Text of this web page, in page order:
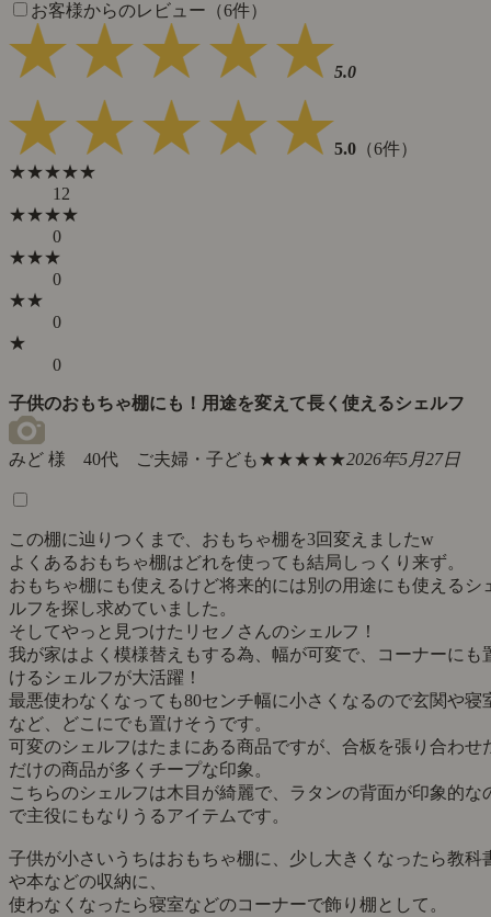
お客様からのレビュー（6件）
5.0
5.0 （6件）
★★★★★
12
★★★★
0
★★★
0
★★
0
★
0
子供のおもちゃ棚にも！用途を変えて長く使えるシェルフ
みど 様 40代 ご夫婦・子ども★★★★★2026年5月27日
この棚に辿りつくまで、おもちゃ棚を3回変えましたw
よくあるおもちゃ棚はどれを使っても結局しっくり来ず。
おもちゃ棚にも使えるけど将来的には別の用途にも使えるシ
ルフを探し求めていました。
そしてやっと見つけたリセノさんのシェルフ！
我が家はよく模様替えもする為、幅が可変で、コーナーにも
けるシェルフが大活躍！
最悪使わなくなっても80センチ幅に小さくなるので玄関や寝
など、どこにでも置けそうです。
可変のシェルフはたまにある商品ですが、合板を張り合わせ
だけの商品が多くチープな印象。
こちらのシェルフは木目が綺麗で、ラタンの背面が印象的な
で主役にもなりうるアイテムです。
子供が小さいうちはおもちゃ棚に、少し大きくなったら教科
や本などの収納に、
使わなくなったら寝室などのコーナーで飾り棚として。